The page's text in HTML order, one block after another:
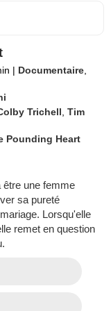
| Documentaire
Trichell ,Tim
Pounding Heart
être une femme
sa pureté
Lorsqu'elle
remet en question